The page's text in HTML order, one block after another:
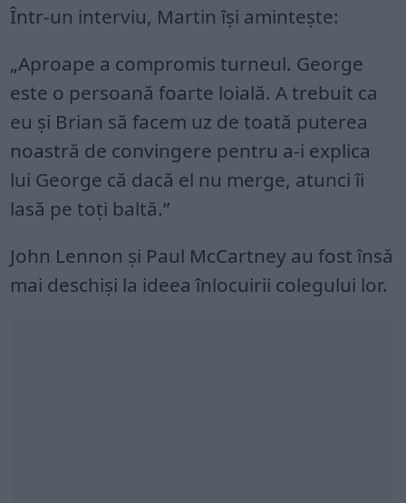
Într-un interviu, Martin își amintește:
„Aproape a compromis turneul. George
este o persoană foarte loială. A trebuit ca
eu și Brian să facem uz de toată puterea
noastră de convingere pentru a-i explica
lui George că dacă el nu merge, atunci îi
lasă pe toți baltă.”
John Lennon și Paul McCartney au fost însă
mai deschiși la ideea înlocuirii colegului lor.